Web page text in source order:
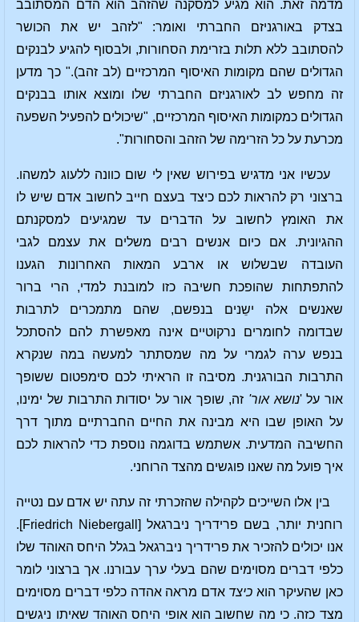
מדמה זאת. הוא מגיע למסקנה שהזהב הוא הדם המסתובב
בצדק באורגניזם החברתי ואומר: "לזהב יש את הכושר
להסתובב ללא תלות בזרימת הסחורות, ולבסוף להגיע לבנקים
הגדולים שהם מקומות האיסוף המרכזיים (לב זהב)." כך מדען
זה מחפש לב לאורגניזם החברתי שלו ומוצא אותו בבנקים
הגדולים כמקומות האיסוף המרכזיים, "שיכולים להפעיל השפעה
מכרעת על כל הזרימה של הזהב והסחורות".
עכשיו אני מדגיש בפירוש שאין לי שום כוונה ללעוג למשהו.
ברצוני רק להראות לכם כיצד בעצם חייב לחשוב אדם שיש לו
את האומץ לחשוב על הדברים עד שמגיעים למסקנתם
ההגיונית. אם כיום אנשים רבים משלים את עצמם לגבי
העובדה שבשלוש או ארבע המאות האחרונות הגענו
להתפתחות שהופכת חשיבה כזו למובנת למדי, הרי ברור
שאנשים אלה ישֵנים בנפשם, שהם מתמכרים לתרבות
שבדומה לחומרים נרקוטיים אינה מאפשרת להם להסתכל
בנפש ערה לגמרי על מה שמסתתר למעשה במה שנקרא
התרבות הבורגנית. מסיבה זו הראיתי לכם סימפטום ששופך
אור על 'נושא אור' זה, שופך אור על יסודות התרבות של ימינו,
על האופן שבו היא מבינה את החיים החברתיים מתוך דרך
החשיבה המדעית. אשתמש בדוגמה נוספת כדי להראות לכם
איך פועל מה שאנו פוגשים מהצד הרוחני.
בין אלו השייכים לקהילה שהזכרתי זה עתה יש אדם עם נטייה
רוחנית יותר, בשם פרידריך ניברגאל [Friedrich Niebergall].
אנו יכולים להזכיר את פרידריך ניברגאל בגלל היחס האוהד שלו
כלפי דברים מסוימים שהם בעלי ערך עבורנו. אך ברצוני לומר
כאן שהעיקר הוא כיצד אדם מראה אהדה כלפי דברים מסוימים
מצד כזה. כי מה שחשוב הוא אופי היחס האוהד שאיתו ניגשים